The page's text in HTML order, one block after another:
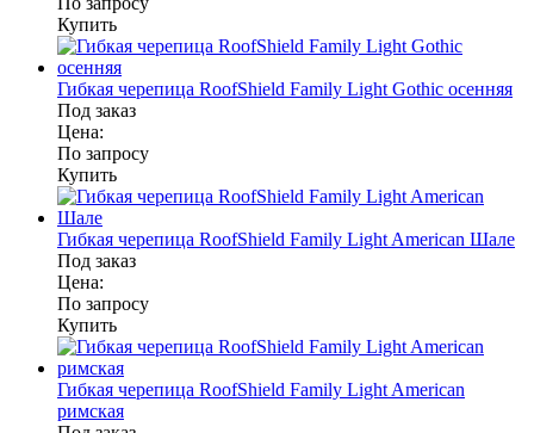
Купить
Гибкая черепица RoofShield Family Light Gothic осенняя
Под заказ
Цена:
По запросу
Купить
Гибкая черепица RoofShield Family Light American Шале
Под заказ
Цена:
По запросу
Купить
Гибкая черепица RoofShield Family Light American
римская